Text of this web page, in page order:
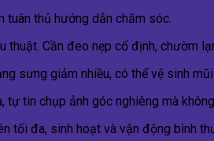
tuân thủ hướng dẫn chăm sóc.
Cần đeo nẹp cố định, chườm
sưng giảm nhiều, có thể vệ sinh
tin chụp ảnh góc nghiêng mà
tối đa, sinh hoạt và vận động bình